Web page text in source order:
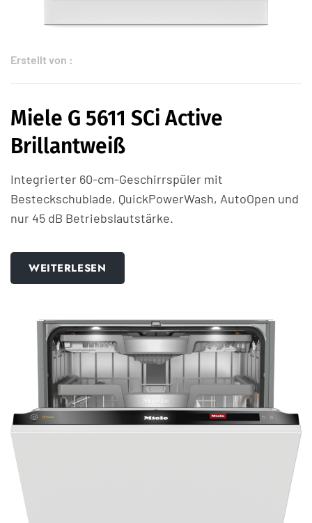
Erstellt von :
Miele G 5611 SCi Active
Brillantweiß
Integrierter 60-cm-Geschirrspüler mit
Besteckschublade, QuickPowerWash, AutoOpen und
nur 45 dB Betriebslautstärke.
WEITERLESEN